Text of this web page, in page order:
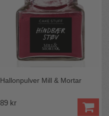
Hallonpulver Mill & Mortar
89 kr